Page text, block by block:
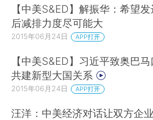
【中美S&ED】解振华：希望
后减排力度尽可能大
2015年06月24日 APP打开
【中美S&ED】习近平致奥巴
共建新型大国关系
2015年06月24日 APP打开
汪洋：中美经济对话让双方企